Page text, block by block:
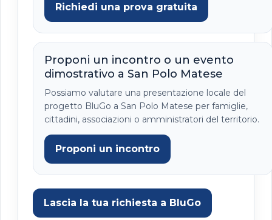
Richiedi una prova gratuita
Proponi un incontro o un evento
dimostrativo a San Polo Matese
Possiamo valutare una presentazione locale del
progetto BluGo a San Polo Matese per famiglie,
cittadini, associazioni o amministratori del territorio.
Proponi un incontro
Lascia la tua richiesta a BluGo